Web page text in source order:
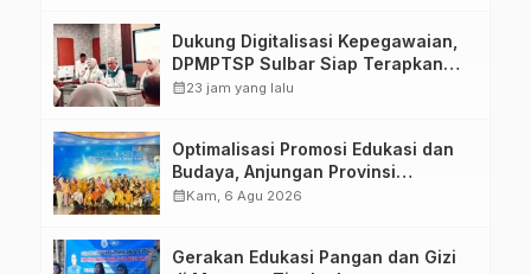
Dukung Digitalisasi Kepegawaian,
DPMPTSP Sulbar Siap Terapkan
Aplikasi FLEKSI ASN
calendar_month23 jam yang lalu
Optimalisasi Promosi Edukasi dan
Budaya, Anjungan Provinsi
Sulawesi Barat Perkuat Kolaborasi
calendar_monthKam, 6 Agu 2026
Gerakan Edukasi Pangan dan Gizi